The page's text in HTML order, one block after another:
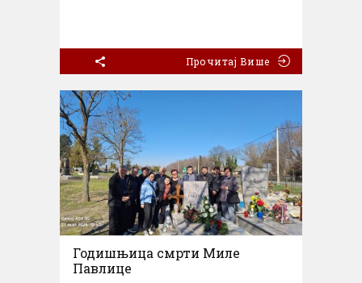
Прочитај Више
Годишњица смрти Миле
Павлице